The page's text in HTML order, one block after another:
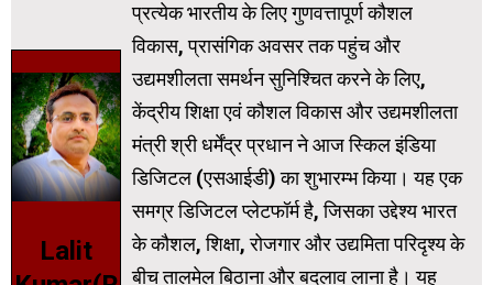
Lalit
प्रत्येक भारतीय के लिए गुणवत्तापूर्ण कौशल
विकास, प्रासंगिक अवसर तक पहुंच और
उद्यमशीलता समर्थन सुनिश्चित करने के लिए,
केंद्रीय शिक्षा एवं कौशल विकास और उद्यमशीलता
मंत्री श्री धर्मेंद्र प्रधान ने आज स्किल इंडिया
डिजिटल (एसआईडी) का शुभारम्भ किया। यह एक
समग्र डिजिटल प्लेटफॉर्म है, जिसका उद्देश्य भारत
के कौशल, शिक्षा, रोजगार और उद्यमिता परिदृश्य के
बीच तालमेल बिठाना और बदलाव लाना है। यह